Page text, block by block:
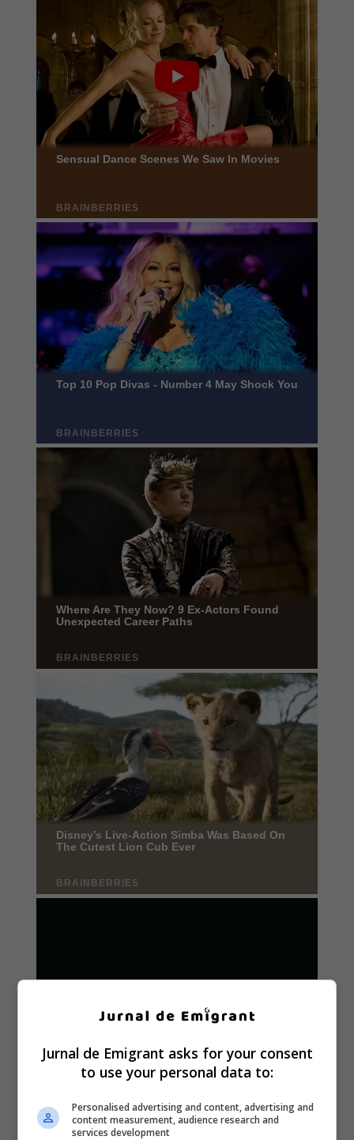
Jurnal de Emigrant asks for your consent
to use your personal data to:
Personalised advertising and content, advertising and
content measurement, audience research and
services development